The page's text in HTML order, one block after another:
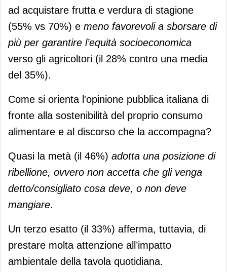
ad acquistare frutta e verdura di stagione
(55% vs 70%) e meno favorevoli a sborsare di
più per garantire l’equità socioeconomica
verso gli agricoltori (il 28% contro una media
del 35%).
Come si orienta l'opinione pubblica italiana di
fronte alla sostenibilità del proprio consumo
alimentare e al discorso che la accompagna?
Quasi la metà (il 46%) adotta una posizione di
ribellione, ovvero non accetta che gli venga
detto/consigliato cosa deve, o non deve
mangiare.
Un terzo esatto (il 33%) afferma, tuttavia, di
prestare molta attenzione all’impatto
ambientale della tavola quotidiana.